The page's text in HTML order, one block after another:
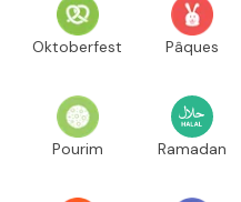
Oktoberfest Pâques
Pourim Ramadan